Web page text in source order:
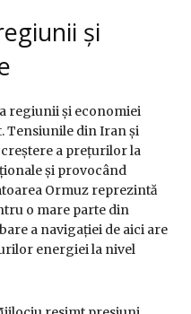
și
regiunii și economiei
Tensiunile din Iran și
a prețurilor la
și provocând
Ormuz reprezintă
o mare parte din
a navigației de aici are
energiei la nivel